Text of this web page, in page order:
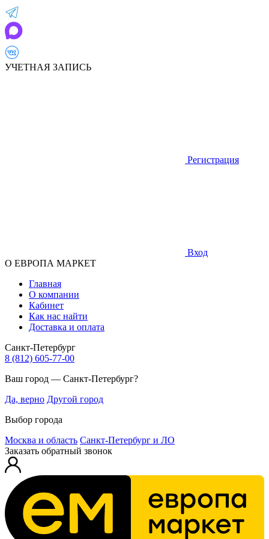
УЧЕТНАЯ ЗАПИСЬ
Регистрация
Вход
О ЕВРОПА МАРКЕТ
Главная
О компании
Кабинет
Как нас найти
Доставка и оплата
Санкт-Петербург
8 (812) 605-77-00
Ваш город — Санкт-Петербург?
Да, верно Другой город
Выбор города
Москва и область Санкт-Петербург и ЛО
Заказать обратный звонок